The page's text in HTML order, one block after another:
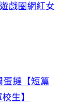
戲圈網紅女
蛋撻【短篇
生】